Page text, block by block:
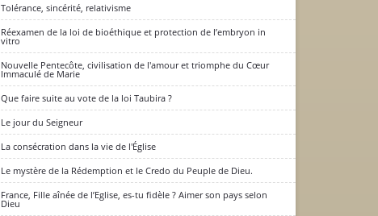
Tolérance, sincérité, relativisme
Réexamen de la loi de bioéthique et protection de l’embryon in
vitro
Nouvelle Pentecôte, civilisation de l'amour et triomphe du Cœur
Immaculé de Marie
Que faire suite au vote de la loi Taubira ?
Le jour du Seigneur
La consécration dans la vie de l'Église
Le mystère de la Rédemption et le Credo du Peuple de Dieu.
France, Fille aînée de l’Eglise, es-tu fidèle ? Aimer son pays selon
Dieu